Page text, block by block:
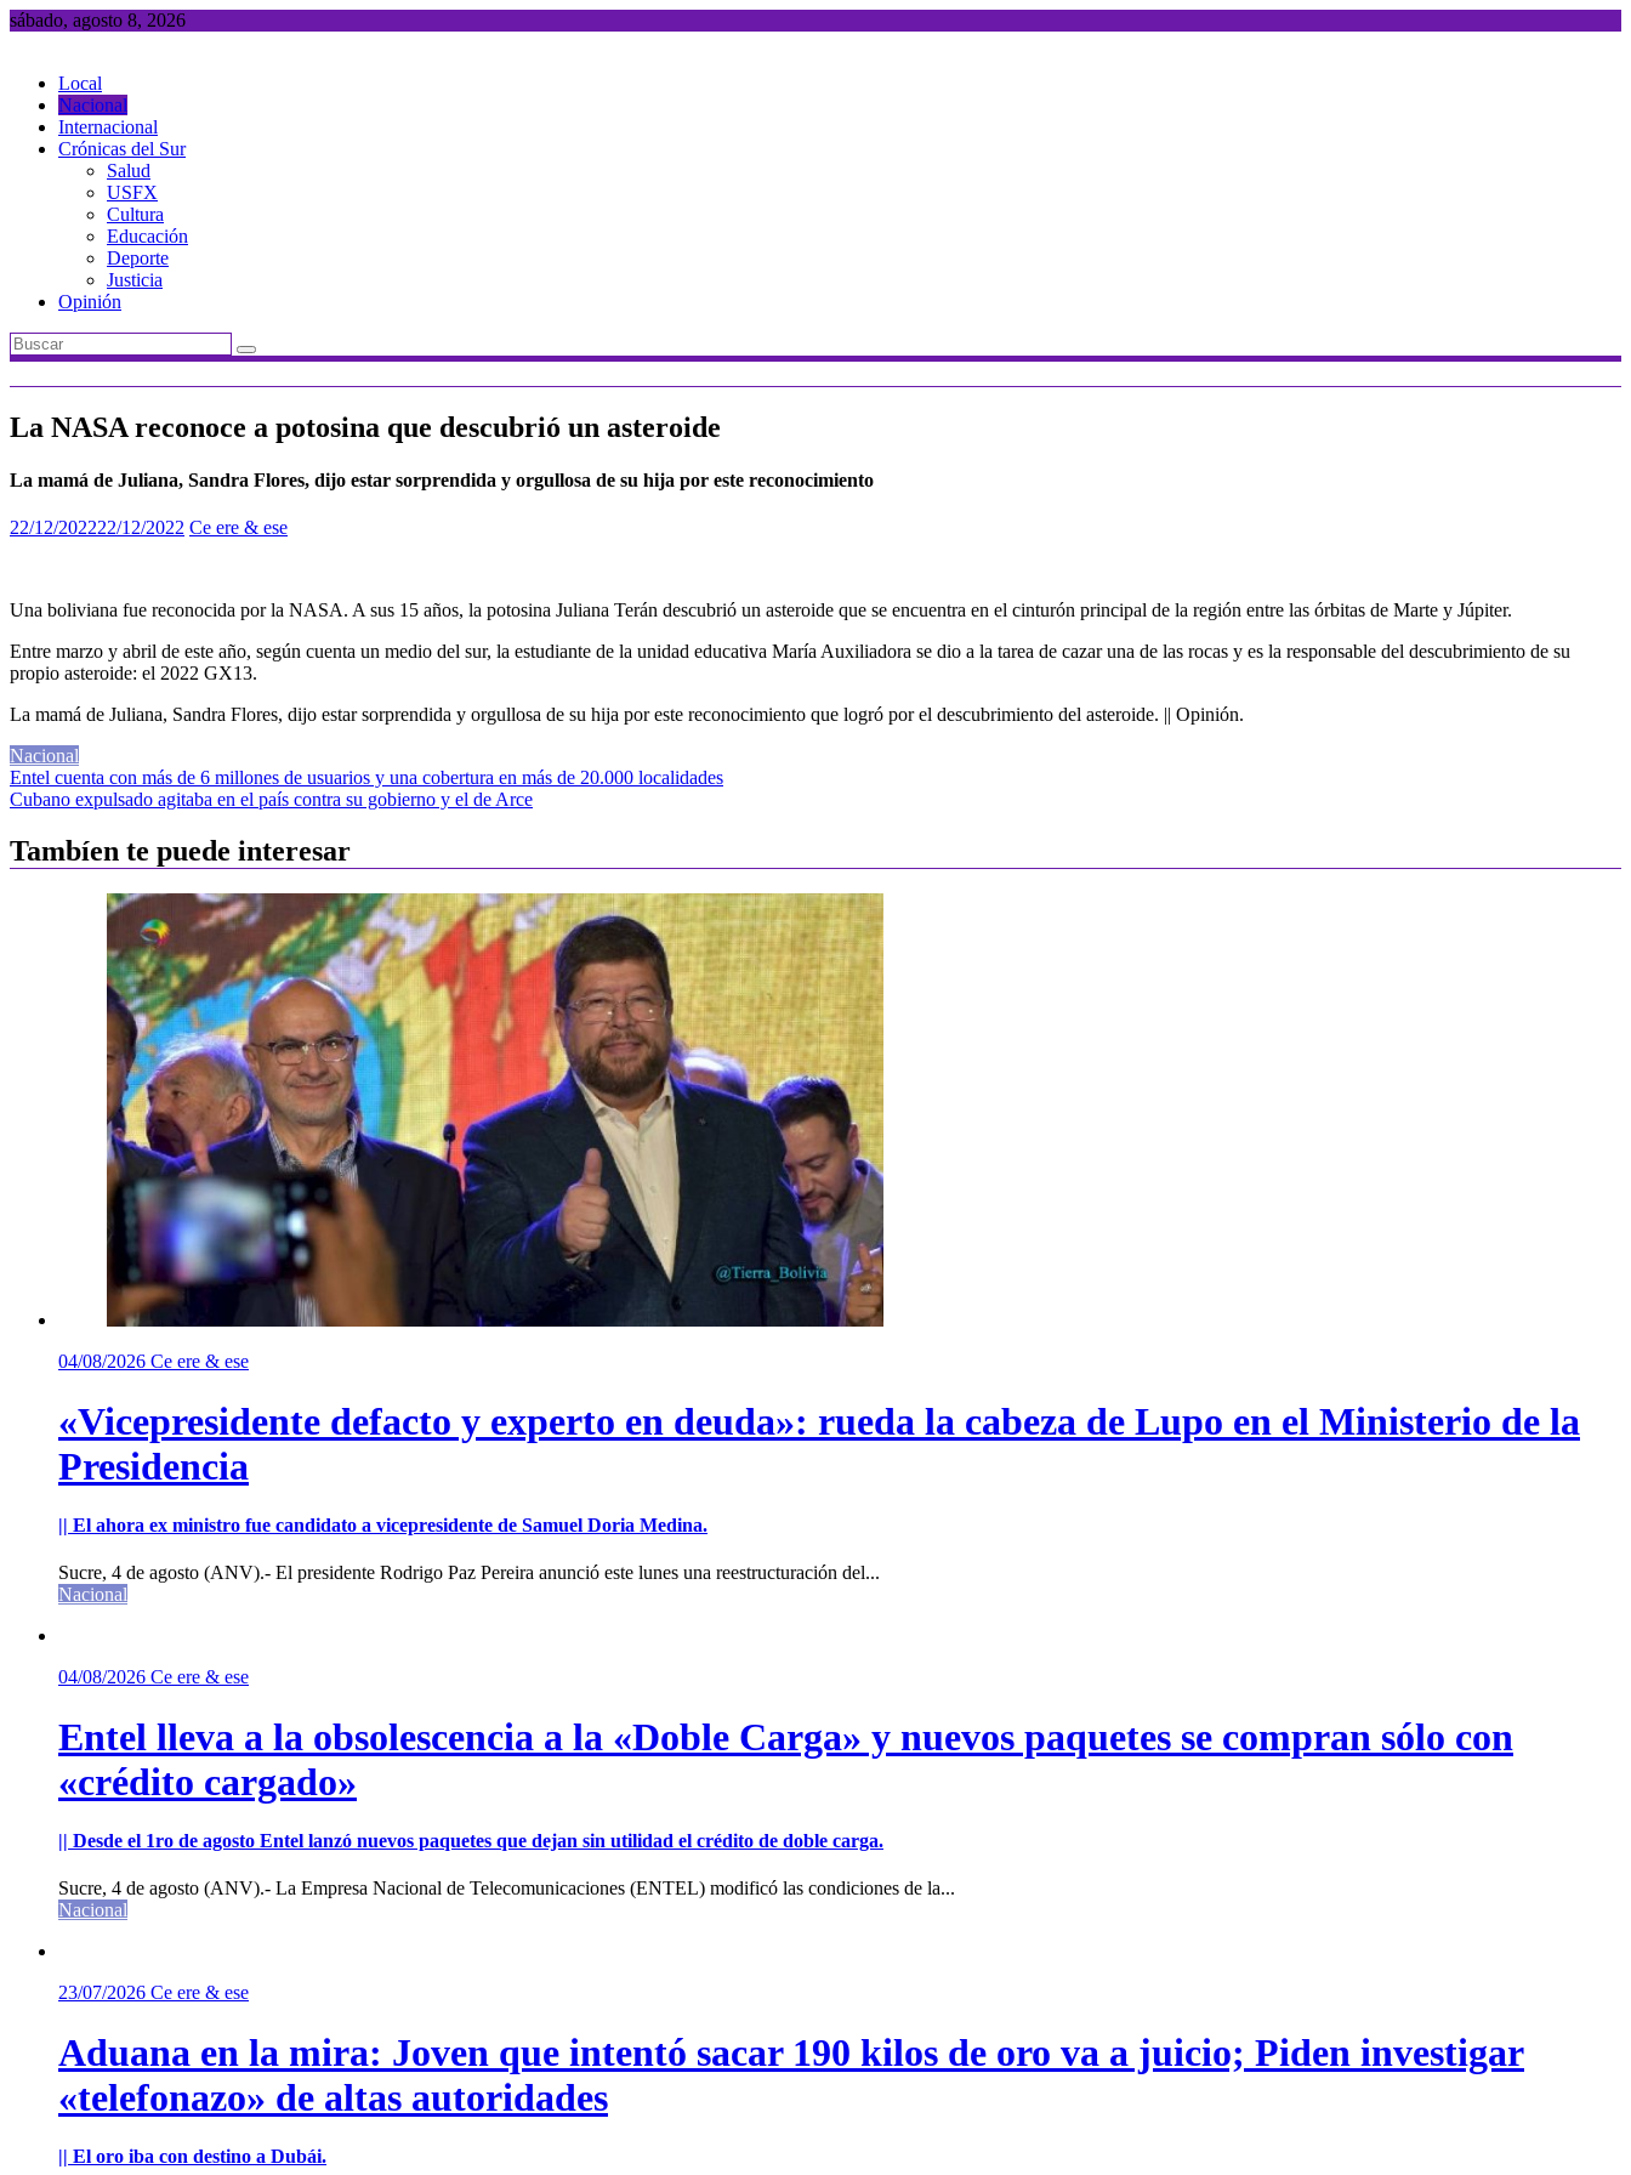
Saltar
sábado, agosto 8, 2026
Local
Nacional
Internacional
Crónicas del Sur
Salud
USFX
Cultura
Educación
Deporte
Justicia
Opinión
La NASA reconoce a potosina que descubrió un asteroide
La mamá de Juliana, Sandra Flores, dijo estar sorprendida y orgullosa de su hija por este reconocimiento
22/12/202222/12/2022 Ce ere & ese
Una boliviana fue reconocida por la NASA. A sus 15 años, la potosina Juliana Terán descubrió un asteroide que se encuentra en el cinturón principal de la región entre las órbitas de Marte y Júpiter.
Entre marzo y abril de este año, según cuenta un medio del sur, la estudiante de la unidad educativa María Auxiliadora se dio a la tarea de cazar una de las rocas y es la responsable del descubrimiento de su
propio asteroide: el 2022 GX13.
La mamá de Juliana, Sandra Flores, dijo estar sorprendida y orgullosa de su hija por este reconocimiento que logró por el descubrimiento del asteroide. || Opinión.
Nacional
Navegación
de
entradas
Entel cuenta con más de 6 millones de usuarios y una cobertura en más de 20.000 localidades
Cubano expulsado agitaba en el país contra su gobierno y el de Arce
Tambíen te puede interesar
04/08/2026 Ce ere & ese
«Vicepresidente defacto y experto en deuda»: rueda la cabeza de Lupo en el Ministerio de la
Presidencia
|| El ahora ex ministro fue candidato a vicepresidente de Samuel Doria Medina.
Sucre, 4 de agosto (ANV).- El presidente Rodrigo Paz Pereira anunció este lunes una reestructuración del...
Nacional
04/08/2026 Ce ere & ese
Entel lleva a la obsolescencia a la «Doble Carga» y nuevos paquetes se compran sólo con
«crédito cargado»
|| Desde el 1ro de agosto Entel lanzó nuevos paquetes que dejan sin utilidad el crédito de doble carga.
Sucre, 4 de agosto (ANV).- La Empresa Nacional de Telecomunicaciones (ENTEL) modificó las condiciones de la...
Nacional
23/07/2026 Ce ere & ese
Aduana en la mira: Joven que intentó sacar 190 kilos de oro va a juicio; Piden investigar
«telefonazo» de altas autoridades
|| El oro iba con destino a Dubái.